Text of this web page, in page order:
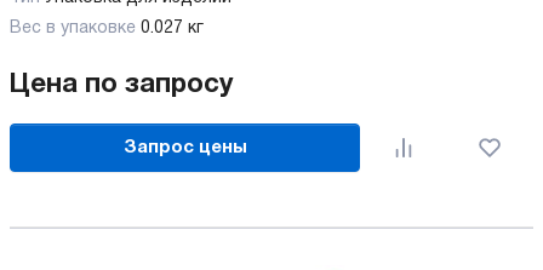
Вес в упаковке 0.027 кг
Цена по запросу
Запрос цены